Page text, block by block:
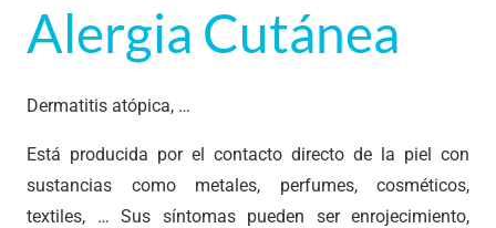
Alergia Cutánea
Dermatitis atópica, …
Está producida por el contacto directo de la piel con
sustancias como metales, perfumes, cosméticos,
textiles, … Sus síntomas pueden ser enrojecimiento,